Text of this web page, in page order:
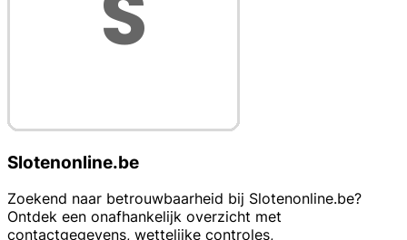
Slotenonline.be
Zoekend naar betrouwbaarheid bij Slotenonline.be?
Ontdek een onafhankelijk overzicht met
contactgegevens, wettelijke controles,